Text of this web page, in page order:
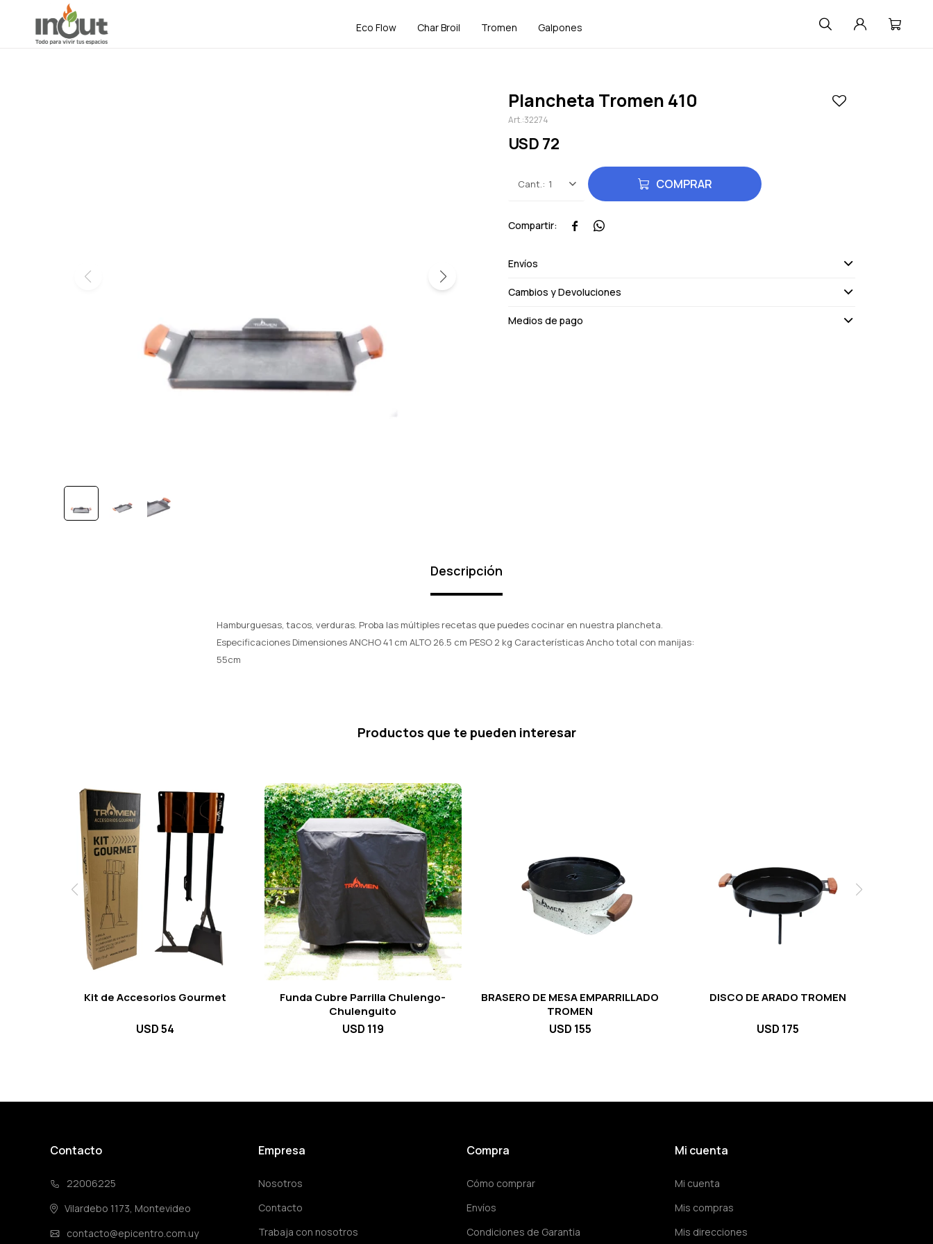
Eco Flow Char Broil Tromen Galpones
Plancheta Tromen 410
32274
USD 72
1 COMPRAR
 
Envíos
Cambios y Devoluciones
Medios de pago
Descripción
Hamburguesas, tacos, verduras. Proba las múltiples recetas que puedes cocinar en nuestra plancheta.
Especificaciones Dimensiones ANCHO 41 cm ALTO 26.5 cm PESO 2 kg Características Ancho total con manijas:
55cm
Productos que te pueden interesar
Kit de Accesorios Gourmet
USD54
Funda Cubre Parrilla Chulengo-
Chulenguito
USD 119
BRASERO DE MESA EMPARRILLADO
TROMEN
USD 155
DISCO DE ARADO TROMEN
USD 175
Contacto
22006225
Vilardebo 1173, Montevideo
contacto@epicentro.com.uy
Empresa
Nosotros
Contacto
Trabaja con nosotros
Compra
Cómo comprar
Envíos
Condiciones de Garantia
Mi cuenta
Mi cuenta
Mis compras
Mis direcciones